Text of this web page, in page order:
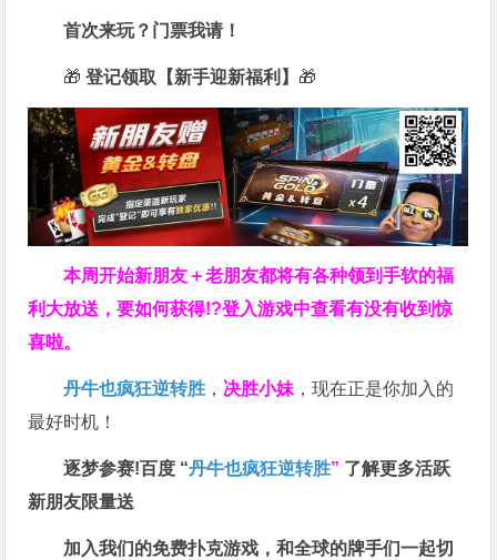
首次来玩？门票我请！
🎁 登记领取【新手迎新福利】 🎁
本周开始新朋友＋老朋友都将有各种领到手软的福
利大放送，要如何获得!?登入游戏中查看有没有收到惊
喜啦。
丹牛也疯狂逆转胜，决胜小妹，现在正是你加入的
最好时机！
逐梦参赛!百度 “丹牛也疯狂逆转胜” 了解更多活跃
新朋友限量送
加入我们的免费扑克游戏，和全球的牌手们一起切